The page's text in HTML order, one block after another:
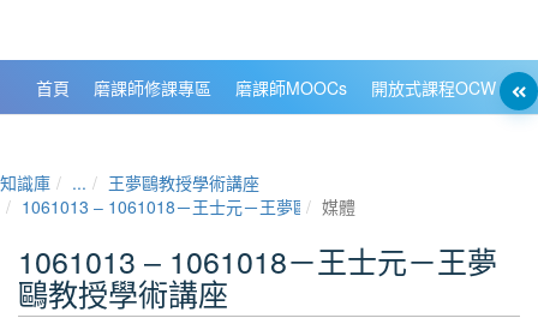
首頁 磨課師修課專區 磨課師MOOCs 開放式課程OCW
知識庫 ...
王夢鷗教授學術講座
1061013 ‒ 1061018－王士元－王夢鷗教授學術講座
媒體
1061013 ‒ 1061018－王士元－王夢
鷗教授學術講座